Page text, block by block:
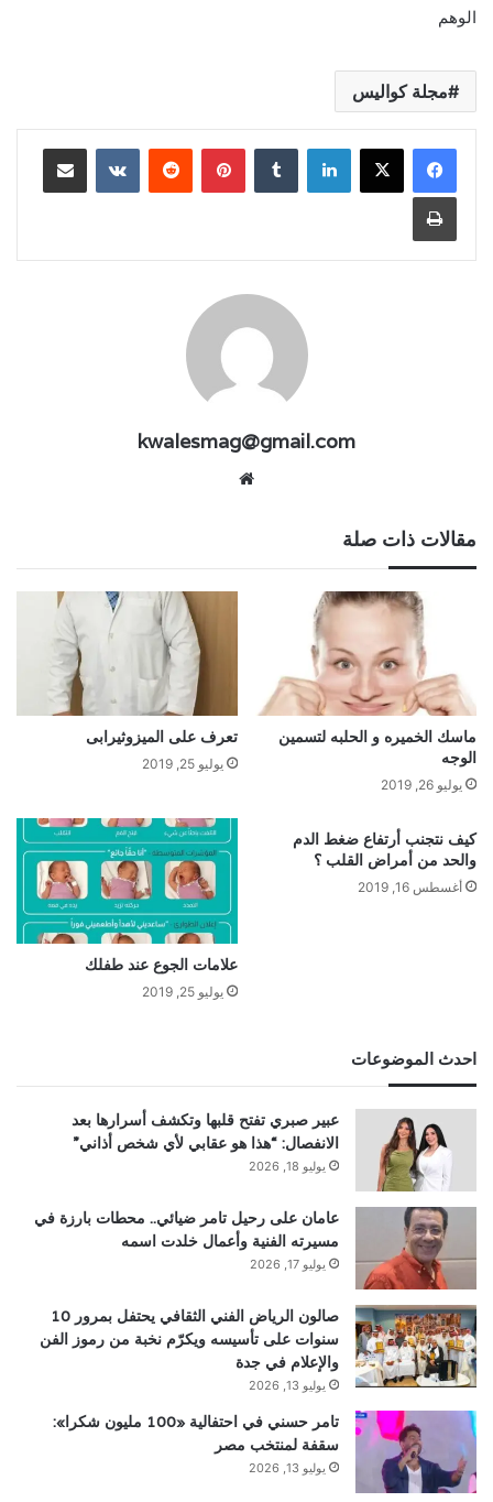
الوهم
مجلة كواليس
لينكدإن بينتيريست مشاركة عبر البريد
طباعة
kwalesmag@gmail.com
مقالات ذات صلة
ماسك الخميره و الحلبه لتسمين
الوجه
يوليو 26, 2019
تعرف على الميزوثيرابى
يوليو 25, 2019
كيف نتجنب أرتفاع ضغط الدم
والحد من أمراض القلب ؟
أغسطس 16, 2019
علامات الجوع عند طفلك
يوليو 25, 2019
احدث الموضوعات
عبير صبري تفتح قلبها وتكشف أسرارها بعد
الانفصال: “هذا هو عقابي لأي شخص أذاني”
يوليو 18, 2026
عامان على رحيل تامر ضيائي.. محطات بارزة في
مسيرته الفنية وأعمال خلدت اسمه
يوليو 17, 2026
صالون الرياض الفني الثقافي يحتفل بمرور 10
سنوات على تأسيسه ويكرّم نخبة من رموز الفن
والإعلام في جدة
يوليو 13, 2026
تامر حسني في احتفالية «100 مليون شكرا»:
سقفة لمنتخب مصر
يوليو 13, 2026